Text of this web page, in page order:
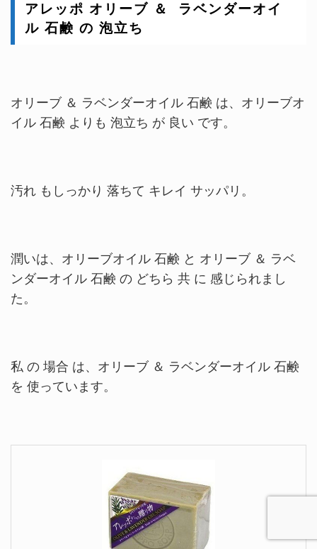
アレッポ オリーブ ＆ ラベンダーオイ
ル 石鹸 の 泡立ち
オリーブ ＆ ラベンダーオイル 石鹸 は、オリーブオ
イル 石鹸 よりも 泡立ち が 良い です。
汚れ もしっかり 落ちて キレイ サッパリ。
潤いは、オリーブオイル 石鹸 と オリーブ ＆ ラベ
ンダーオイル 石鹸 の どちら 共 に 感じられまし
た。
私 の 場合 は、オリーブ ＆ ラベンダーオイル 石鹸
を 使っています。